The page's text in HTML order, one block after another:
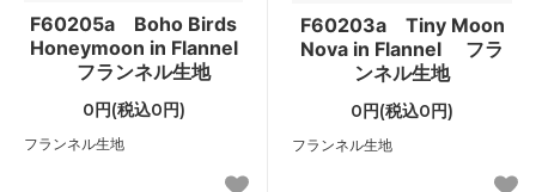
F60205a Boho Birds
Honeymoon in Flannel
フランネル生地
0円(税込0円)
フランネル生地
F60203a Tiny Moon
Nova in Flannel フラ
ンネル生地
0円(税込0円)
フランネル生地